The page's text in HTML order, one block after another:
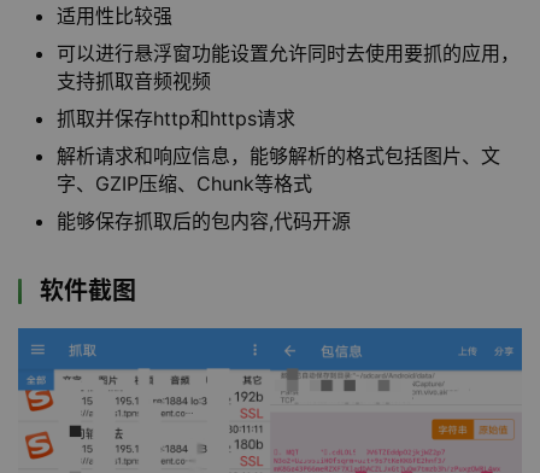
适用性比较强
可以进行悬浮窗功能设置允许同时去使用要抓的应用，
支持抓取音频视频
抓取并保存http和https请求
解析请求和响应信息，能够解析的格式包括图片、文
字、GZIP压缩、Chunk等格式
能够保存抓取后的包内容,代码开源
软件截图